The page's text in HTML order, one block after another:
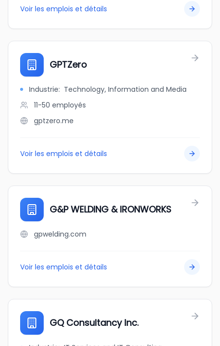
Voir les emplois et détails
GPTZero
Industrie: Technology, Information and Media
11-50 employés
gptzero.me
Voir les emplois et détails
G&P WELDING & IRONWORKS
gpwelding.com
Voir les emplois et détails
GQ Consultancy Inc.